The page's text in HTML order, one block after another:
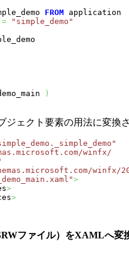
FROM application
=
"simple_demo"
)
ジェクト要素の用法に変換
winfx/
winfx/
>
>
>
ファイル）をXAMLへ変